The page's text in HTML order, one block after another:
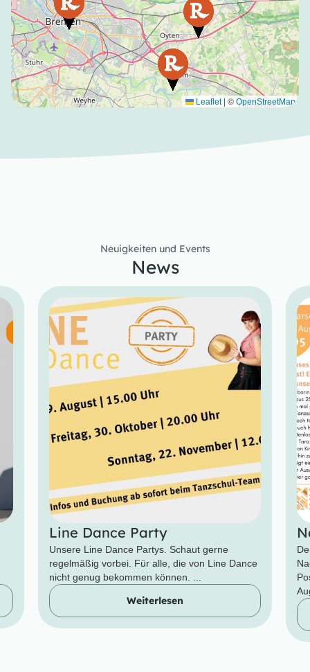
Leaflet | © OpenStreetMap
Neuigkeiten und Events
News
Line Dance Party
Unsere Line Dance Partys. Schaut gerne
regelmäßig vorbei. Für alle, die von Line Dance
nicht genug bekommen können. ...
Weiterlesen